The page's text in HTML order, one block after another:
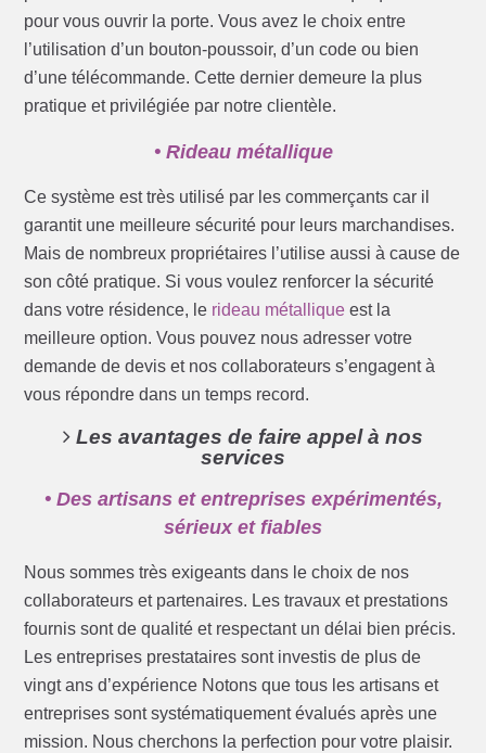
pour vous ouvrir la porte. Vous avez le choix entre
l’utilisation d’un bouton-poussoir, d’un code ou bien
d’une télécommande. Cette dernier demeure la plus
pratique et privilégiée par notre clientèle.
• Rideau métallique
Ce système est très utilisé par les commerçants car il
garantit une meilleure sécurité pour leurs marchandises.
Mais de nombreux propriétaires l’utilise aussi à cause de
son côté pratique. Si vous voulez renforcer la sécurité
dans votre résidence, le rideau métallique est la
meilleure option. Vous pouvez nous adresser votre
demande de devis et nos collaborateurs s’engagent à
vous répondre dans un temps record.
Les avantages de faire appel à nos
services
• Des artisans et entreprises expérimentés,
sérieux et fiables
Nous sommes très exigeants dans le choix de nos
collaborateurs et partenaires. Les travaux et prestations
fournis sont de qualité et respectant un délai bien précis.
Les entreprises prestataires sont investis de plus de
vingt ans d’expérience Notons que tous les artisans et
entreprises sont systématiquement évalués après une
mission. Nous cherchons la perfection pour votre plaisir.